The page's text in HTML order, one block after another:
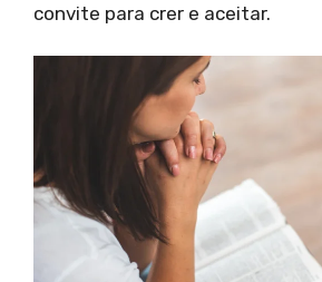
convite para crer e aceitar.